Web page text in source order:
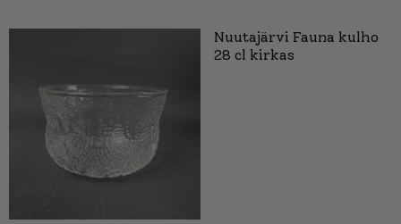
Nuutajärvi Fauna kulho
28 cl kirkas